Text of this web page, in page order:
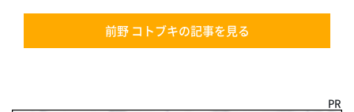
前野 コトブキの記事を見る
PR